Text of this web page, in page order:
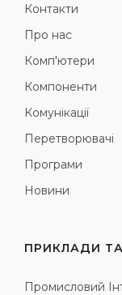
Контакти
Про нас
Комп'ютери
Компоненти
Комунікації
Перетворювачі
Програми
Новини
ПРИКЛАДИ
Промисловий